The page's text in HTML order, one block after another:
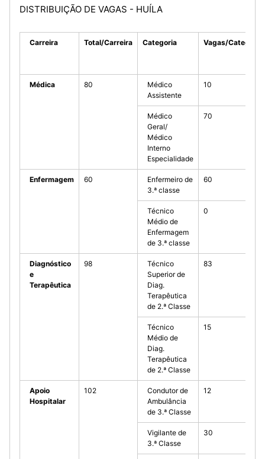
DISTRIBUIÇÃO DE VAGAS - HUÍLA
Carreira Total/Carreira Categoria Vagas/Categoria
Médica 80
Médico
Assistente
10
Médico
Geral/
Médico
Interno
Especialidade
70
Enfermagem 60
Enfermeiro de
3.ª classe
60
Técnico
Médio de
Enfermagem
de 3.ª classe
0
Diagnóstico
e
Terapêutica
98
Técnico
Superior de
Diag.
Terapêutica
de 2.ª Classe
83
Técnico
Médio de
Diag.
Terapêutica
de 2.ª Classe
15
Apoio
Hospitalar
102
Condutor de
Ambulância
de 3.ª Classe
12
Vigilante de
3.ª Classe
30